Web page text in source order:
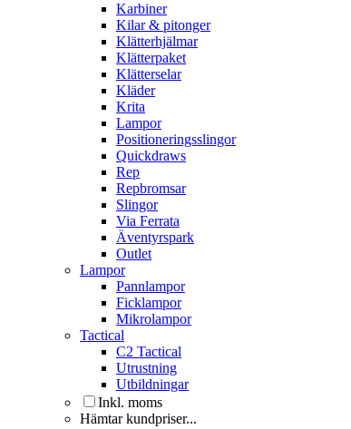
Karbiner
Kilar & pitonger
Klätterhjälmar
Klätterpaket
Klätterselar
Kläder
Krita
Lampor
Positioneringsslingor
Quickdraws
Rep
Repbromsar
Slingor
Via Ferrata
Äventyrspark
Outlet
Lampor
Pannlampor
Ficklampor
Mikrolampor
Tactical
C2 Tactical
Utrustning
Utbildningar
Inkl. moms
Hämtar kundpriser...